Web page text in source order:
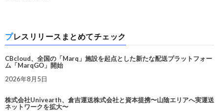
プレスリリースまとめてチェック
CBcloud、全国の「Marq」施設を起点とした新たな配送プラットフォー
ム「MarqGO」開始
2026年8月5日
株式会社Univearth、倉吉運送株式会社と資本提携〜山陰エリアへ実運送
ネットワークを拡大〜